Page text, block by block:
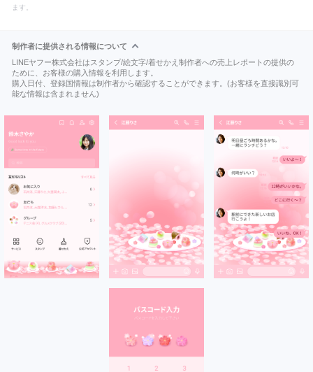
ます。
制作者に提供される情報について
LINEヤフー株式会社はスタンプ/絵文字/着せかえ制作者への売上レポートの提供の
ために、お客様の購入情報を利用します。
購入日付、登録国情報は制作者から確認することができます。(お客様を直接識別可
能な情報は含まれません)